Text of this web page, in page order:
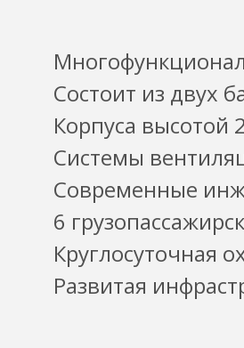
Состоит из двух
Корпуса высотой
Системы
Современные
6
Круглосуточная
Развитая